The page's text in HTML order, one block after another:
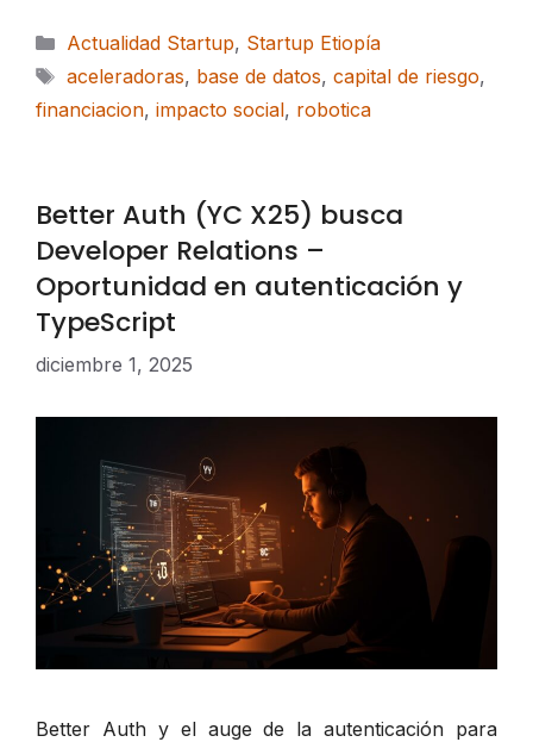
Categorías
Actualidad Startup, Startup Etiopía
Etiquetas
aceleradoras, base de datos, capital de riesgo,
financiacion, impacto social, robotica
Better Auth (YC X25) busca
Developer Relations –
Oportunidad en autenticación y
TypeScript
diciembre 1, 2025
Better Auth y el auge de la autenticación para